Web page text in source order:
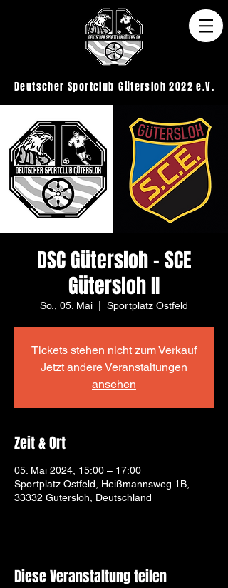
Gütersloh 2022 e.V.
Deutscher Sportclub
DSC Gütersloh - SCE
Gütersloh II
So., 05. Mai Sportplatz Ostfeld
Tickets stehen nicht zum Verkauf
Jetzt andere Veranstaltungen
ansehen
Zeit & Ort
05. Mai 2024, 15:00 – 17:00
Sportplatz Ostfeld, Heißmannsweg 1B,
33332 Gütersloh, Deutschland
Diese Veranstaltung teilen